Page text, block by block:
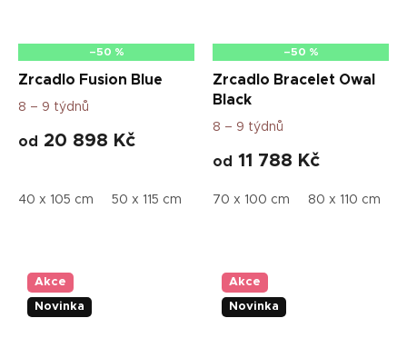
–50 %
Zrcadlo Fusion Blue
8 – 9 týdnů
od 20 898 Kč
40 x 105 cm 50 x 115 cm 60 x 125 cm
–50 %
Zrcadlo Bracelet Owal
Black
8 – 9 týdnů
od 11 788 Kč
70 x 100 cm 80 x 110 cm
Akce
Novinka
Akce
Novinka